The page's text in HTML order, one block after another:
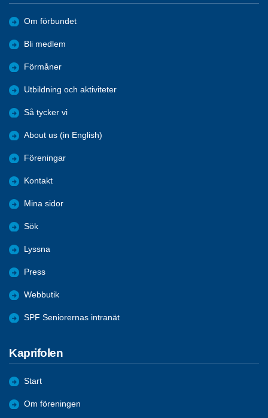
Om förbundet
Bli medlem
Förmåner
Utbildning och aktiviteter
Så tycker vi
About us (in English)
Föreningar
Kontakt
Mina sidor
Sök
Lyssna
Press
Webbutik
SPF Seniorernas intranät
Kaprifolen
Start
Om föreningen